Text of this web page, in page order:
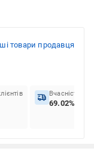
товари продавця
Вчасність
69.02%